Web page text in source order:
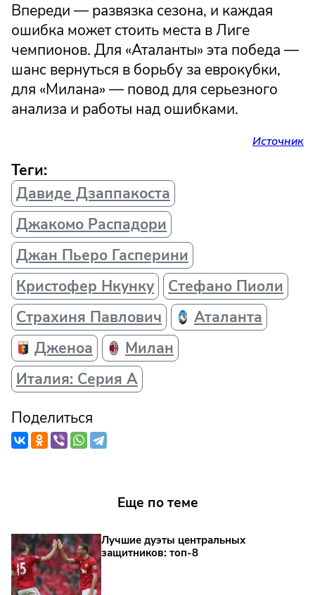
Впереди — развязка сезона, и каждая
ошибка может стоить места в Лиге
чемпионов. Для «Аталанты» эта победа —
шанс вернуться в борьбу за еврокубки,
для «Милана» — повод для серьезного
анализа и работы над ошибками.
Источник
Теги:
Давиде Дзаппакоста
Джакомо Распадори
Джан Пьеро Гасперини
Кристофер Нкунку
Стефано Пиоли
Страхиня Павлович
Аталанта
Дженоа
Милан
Италия: Серия А
Поделиться
Еще по теме
Лучшие дуэты центральных
защитников: топ‑8